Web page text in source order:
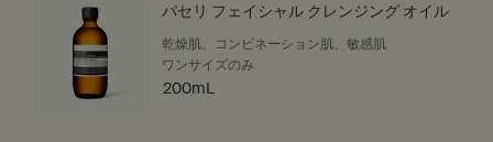
パセリ フェイシャル クレンジング オイル
乾燥肌、コンビネーション肌、敏感肌
ワンサイズのみ
200mL